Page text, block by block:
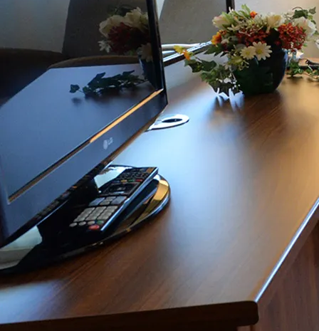
KOKOUS-, LOMA- JA VIIHDEKESKUS
Tarjoukset
Ajankohtaiset tarjoukset
Kesäloma
Senioritarjoukset
Paketit & lomat
Joulu
Majoitus
Hotellihuoneet
Huoneistohotelli
Studiohotelli
Kylpylä
Aukioloajat & hinnat
Hieronnat & hoidot
Kuntosali & ryhmäliikunta
Liikuntasali
Tilaussauna & yksityiskylpylä